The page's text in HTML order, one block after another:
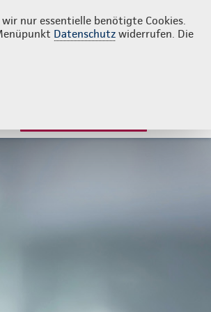
nur essentielle benötigte Cookies.
Datenschutz widerrufen. Die
Kontakt 040 36090904